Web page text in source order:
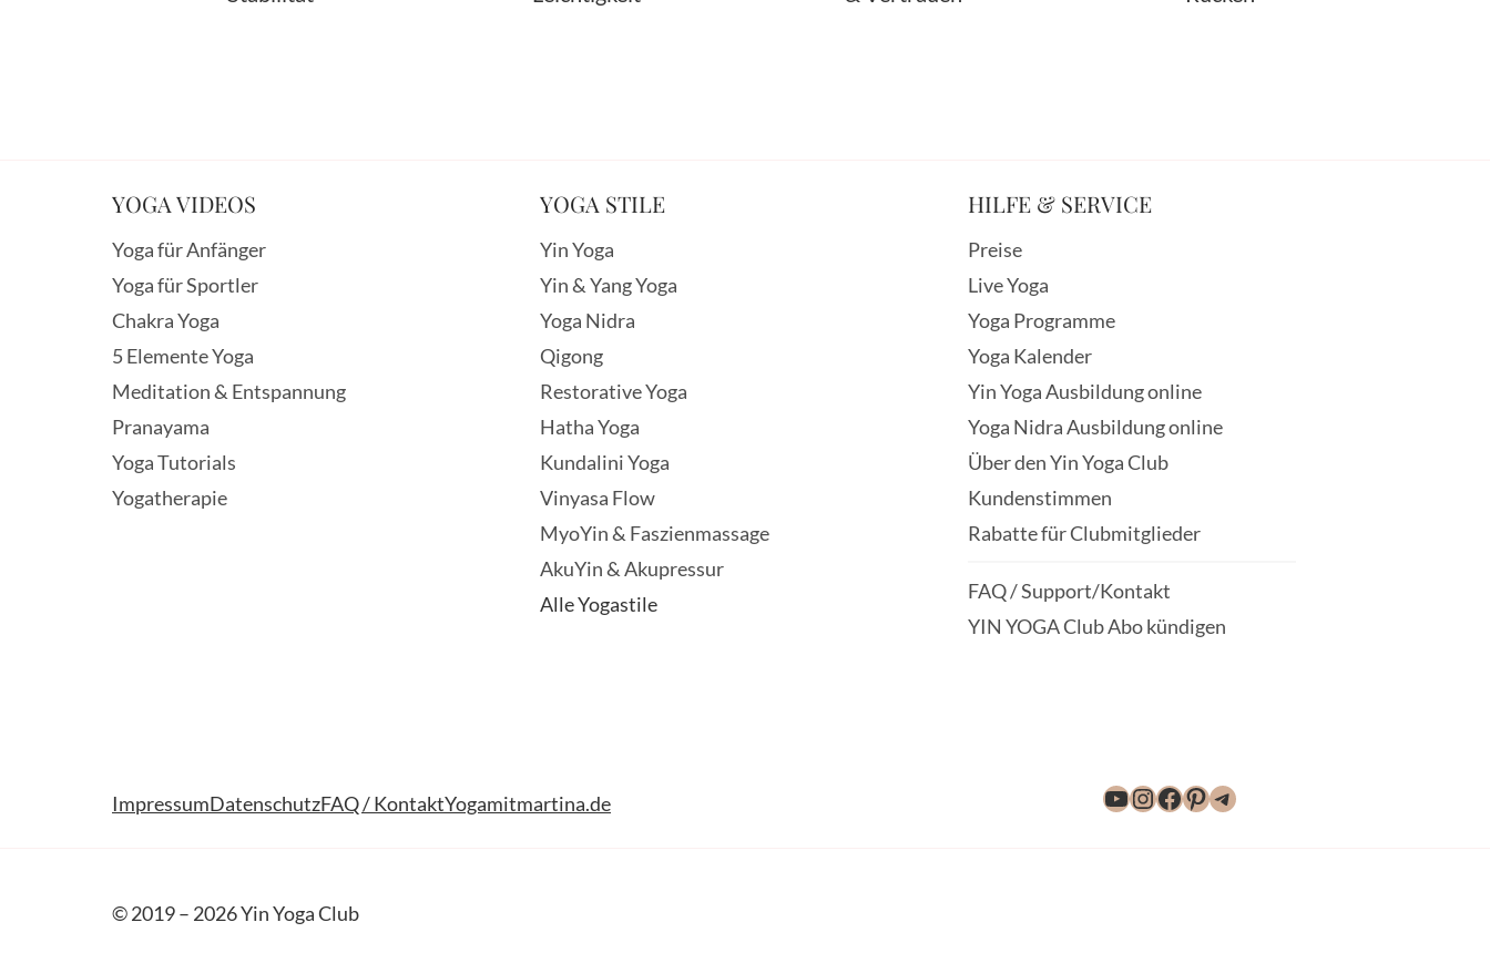
YOGA VIDEOS
Yoga für Anfänger
Yoga für Sportler
Chakra Yoga
5 Elemente Yoga
Meditation & Entspannung
Pranayama
Yoga Tutorials
Yogatherapie
YOGA STILE
Yin Yoga
Yin & Yang Yoga
Yoga Nidra
Qigong
Restorative Yoga
Hatha Yoga
Kundalini Yoga
Vinyasa Flow
MyoYin & Faszienmassage
AkuYin & Akupressur
Alle Yogastile
HILFE & SERVICE
Preise
Live Yoga
Yoga Programme
Yoga Kalender
Yin Yoga Ausbildung online
Yoga Nidra Ausbildung online
Über den Yin Yoga Club
Kundenstimmen
Rabatte für Clubmitglieder
FAQ / Support/Kontakt
YIN YOGA Club Abo kündigen
ImpressumDatenschutzFAQ / KontaktYogamitmartina.de YouTube
Instagram
Facebook
Pinterest
Telegram
© 2019 – 2026 Yin Yoga Club